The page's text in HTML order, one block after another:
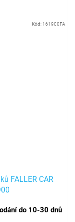
FALLER CAR
do 10-30 dnů
Kód: 161900FA